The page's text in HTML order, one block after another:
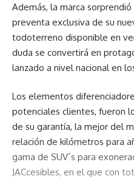
Además, la marca
preventa exclusiva de su
todoterreno disponible en
duda se convertirá en
lanzado a nivel nacional en
Los elementos
potenciales clientes, fueron
de su garantía, la mejor del
relación de kilómetros para
gama de SUV´s para
JACcesibles, en el que con